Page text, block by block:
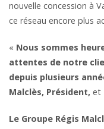
nouvelle concession à
ce réseau encore plus
« Nous sommes
attentes de notre
depuis plusieurs
Malclès, Président, et
Le Groupe Régis